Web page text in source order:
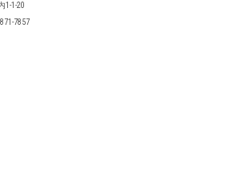
1-1-20
7857